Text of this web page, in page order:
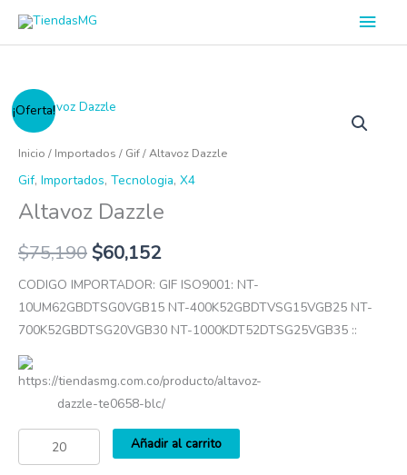
¡Oferta!
Inicio / Importados / Gif/ Altavoz Dazzle
Gif, Importados, Tecnologia, X4
Altavoz Dazzle
$75,190$60,152
CODIGO IMPORTADOR: GIF ISO9001: NT-
10UM62GBDTSG0VGB15 NT-400K52GBDTVSG15VGB25 NT-
700K52GBDTSG20VGB30 NT-1000KDT52DTSG25VGB35 ::
https://tiendasmg.com.co/producto/altavoz-
dazzle-te0658-blc/
Altavoz
Dazzle
cantidad
Añadir al carrito